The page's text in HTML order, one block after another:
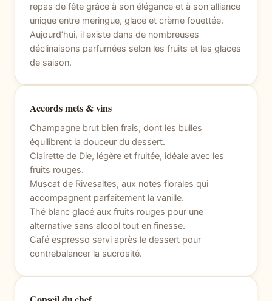
repas de fête grâce à son élégance et à son alliance
unique entre meringue, glace et crème fouettée.
Aujourd’hui, il existe dans de nombreuses
déclinaisons parfumées selon les fruits et les glaces
de saison.
Accords mets & vins
Champagne brut bien frais, dont les bulles
équilibrent la douceur du dessert.
Clairette de Die, légère et fruitée, idéale avec les
fruits rouges.
Muscat de Rivesaltes, aux notes florales qui
accompagnent parfaitement la vanille.
Thé blanc glacé aux fruits rouges pour une
alternative sans alcool tout en finesse.
Café espresso servi après le dessert pour
contrebalancer la sucrosité.